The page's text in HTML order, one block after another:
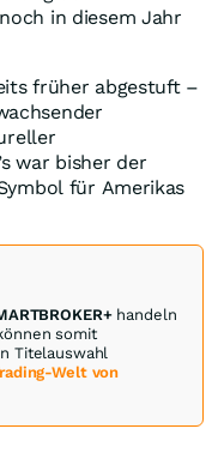
in diesem Jahr
früher abgestuft –
war bisher der
für Amerikas
handeln
somit
Titelauswahl
Welt von